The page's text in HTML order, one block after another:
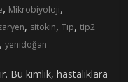
, Mikrobiyoloji,
, sitokin,Tıp,tip2
,yenidoğan
Bu kimlik, hastalıklara